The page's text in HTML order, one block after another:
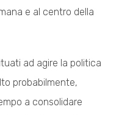
e al centro della
ad agire la politica
probabilmente,
a consolidare